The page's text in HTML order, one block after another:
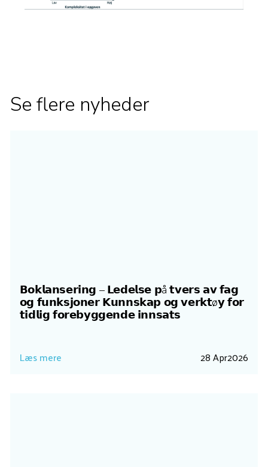
Se flere nyheder
𝗕𝗼𝗸𝗹𝗮𝗻𝘀𝗲𝗿𝗶𝗻𝗴 – 𝗟𝗲𝗱𝗲𝗹𝘀𝗲 𝗽å 𝘁𝘃𝗲𝗿𝘀 𝗮𝘃 𝗳𝗮𝗴
𝗼𝗴 𝗳𝘂𝗻𝗸𝘀𝗷𝗼𝗻𝗲𝗿 𝗞𝘂𝗻𝗻𝘀𝗸𝗮𝗽 𝗼𝗴 𝘃𝗲𝗿𝗸𝘁ø𝘆 𝗳𝗼𝗿
𝘁𝗶𝗱𝗹𝗶𝗴 𝗳𝗼𝗿𝗲𝗯𝘆𝗴𝗴𝗲𝗻𝗱𝗲 𝗶𝗻𝗻𝘀𝗮𝘁𝘀
Læs mere 28 Apr2026